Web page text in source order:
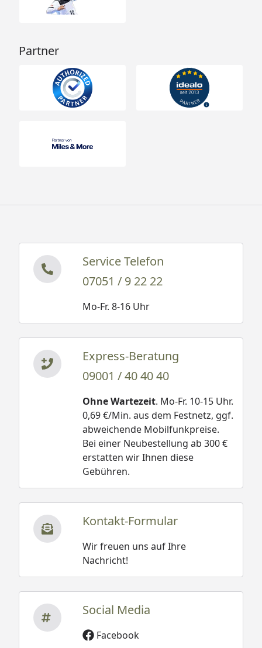
Partner
Service Telefon
07051 / 9 22 22
Mo-Fr. 8-16 Uhr
Express-Beratung
09001 / 40 40 40
Ohne Wartezeit. Mo-Fr. 10-15 Uhr.
0,69 €/Min. aus dem Festnetz, ggf.
abweichende Mobilfunkpreise.
Bei einer Neubestellung ab 300 €
erstatten wir Ihnen diese
Gebühren.
Kontakt-Formular
Wir freuen uns auf Ihre
Nachricht!
Social Media
Facebook